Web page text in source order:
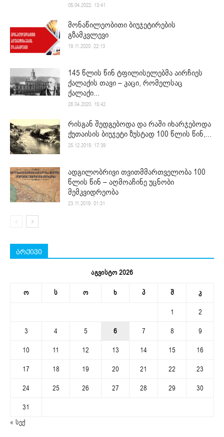
05.04.2022. 13:41
მონაწილეობითი ბიუჯეტირების
გზამკვლევი
19.11.2020. 22:13
145 წლის წინ ტფილისელებმა აირჩიეს
ქალაქის თავი – კაცი, რომელსაც
ქალაქი...
28.04.2020. 15:42
რისგან შედგებოდა და რაში იხარჯებოდა
ქუთაისის ბიუჯეტი ზუსტად 100 წლის წინ,...
25.12.2019. 17:39
ადგილობრივი თვითმმართველობა 100
წლის წინ – აღმოაჩინე უცნობი
მემკვიდრეობა
23.11.2019. 01:31
არქივი
აგვისტო 2026
ო ს ო ხ პ შ კ
1
2
3
4 5 6 7 8
9
10
11 12 13 14 15
16
17
18 19 20 21 22
23
24
25 26 27 28 29
30
31
« სექ